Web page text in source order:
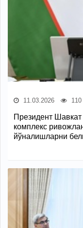
11.03.2026 110
Президент
комплекс
йўналишларни